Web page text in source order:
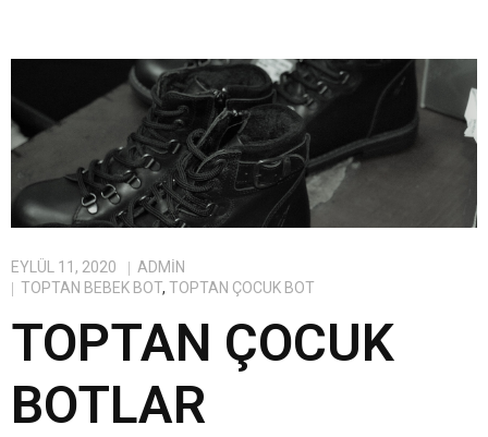
EYLÜL 11, 2020
ADMIN
TOPTAN BEBEK BOT, TOPTAN ÇOCUK BOT
TOPTAN ÇOCUK
BOTLAR